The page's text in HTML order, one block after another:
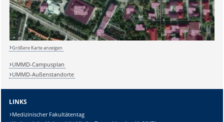
Größere Karte anzeigen
UMMD-Campusplan
UMMD-Außenstandorte
LINKS
Medizinischer Fakultätentag